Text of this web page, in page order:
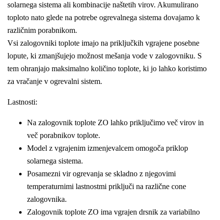
solarnega sistema ali kombinacije naštetih virov. Akumulirano
toploto nato glede na potrebe ogrevalnega sistema dovajamo k
različnim porabnikom.
Vsi zalogovniki toplote imajo na priključkih vgrajene posebne
lopute, ki zmanjšujejo možnost mešanja vode v zalogovniku. S
tem ohranjajo maksimalno količino toplote, ki jo lahko koristimo
za vračanje v ogrevalni sistem.
Lastnosti:
Na zalogovnik toplote ZO lahko priključimo več virov in
več porabnikov toplote.
Model z vgrajenim izmenjevalcem omogoča priklop
solarnega sistema.
Posamezni vir ogrevanja se skladno z njegovimi
temperaturnimi lastnostmi priključi na različne cone
zalogovnika.
Zalogovnik toplote ZO ima vgrajen drsnik za variabilno